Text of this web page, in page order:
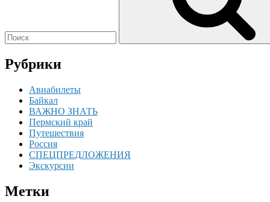
Рубрики
Авиабилеты
Байкал
ВАЖНО ЗНАТЬ
Пермский край
Путешествия
Россия
СПЕЦПРЕДЛОЖЕНИЯ
Экскурсии
Метки